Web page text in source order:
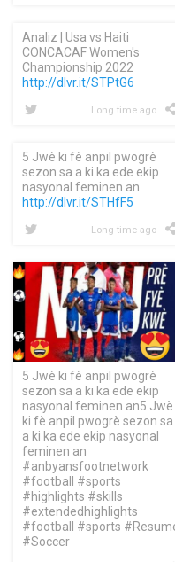
Analiz | Usa vs Haiti
CONCACAF Women's
Championship 2022
http://dlvr.it/STPtG6
Long time ago
5 Jwè ki fè anpil pwogrè
sezon sa a ki ka ede ekip
nasyonal feminen an
http://dlvr.it/STHfF5
Long time ago
5 Jwè ki fè anpil pwogrè
sezon sa a ki ka ede ekip
nasyonal feminen an5 Jwè
ki fè anpil pwogrè sezon sa
a ki ka ede ekip nasyonal
feminen an
#anbyansfootnetwork
#football #sports
#highlights #skills
#extendedhighlights
#football #sports
#Soccer